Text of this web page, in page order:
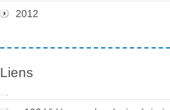
2012
Liens